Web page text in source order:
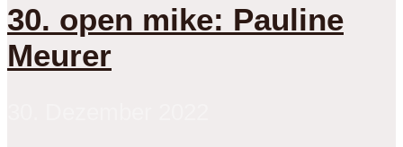
30. open mike: Pauline
Meurer